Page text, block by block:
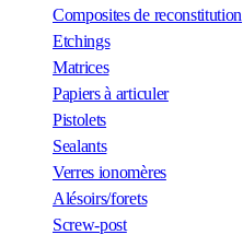
Composites de reconstitution
Etchings
Matrices
Papiers à articuler
Pistolets
Sealants
Verres ionomères
Alésoirs/forets
Screw-post